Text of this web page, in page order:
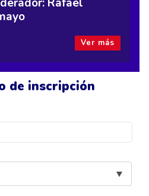
de inscripción
Ver más